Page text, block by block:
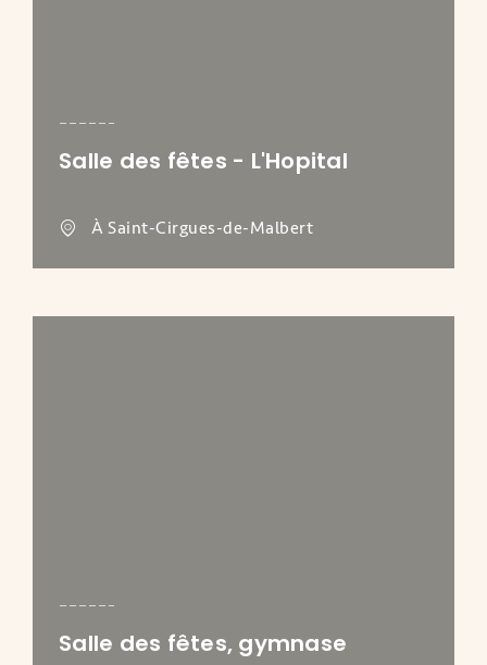
Salle des fêtes - L'Hopital
À Saint-Cirgues-de-Malbert
Salle des fêtes, gymnase